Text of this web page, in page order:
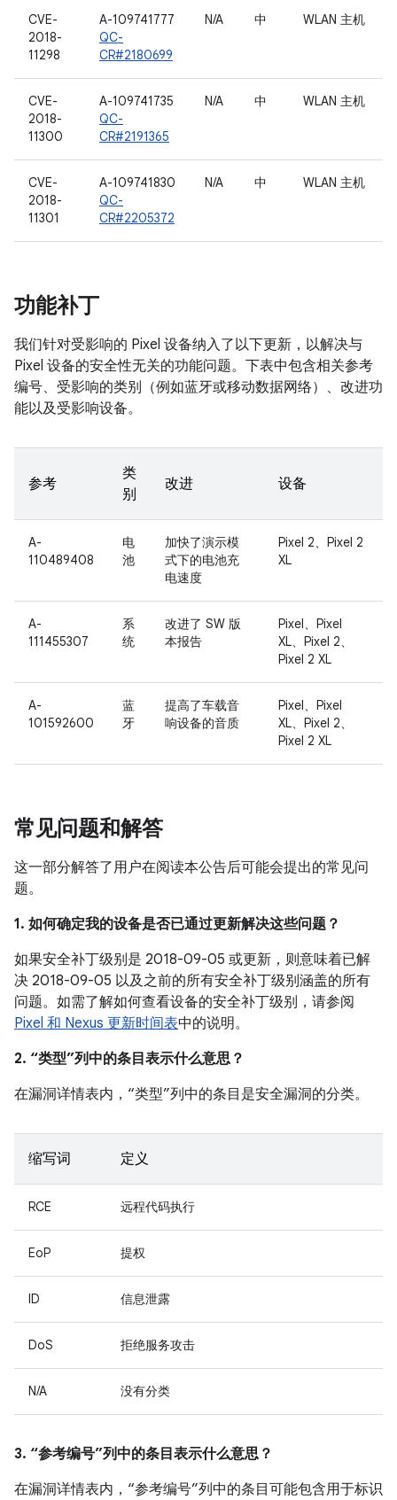
CVE-
2018-
11298
A-109741777
QC-
CR#2180699
N/A 中 WLAN 主机
CVE-
2018-
11300
A-109741735
QC-
CR#2191365
N/A 中 WLAN 主机
CVE-
2018-
11301
A-109741830
QC-
CR#2205372
N/A 中 WLAN 主机
功能补丁
我们针对受影响的 Pixel 设备纳入了以下更新，以解决与
Pixel 设备的安全性无关的功能问题。下表中包含相关参考
编号、受影响的类别（例如蓝牙或移动数据网络）、改进功
能以及受影响设备。
参考
类
别
改进 设备
A-
110489408
电
池
加快了演示模
式下的电池充
电速度
Pixel 2、Pixel 2
XL
A-
111455307
系
统
改进了 SW 版
本报告
Pixel、Pixel
XL、Pixel 2、
Pixel 2 XL
A-
101592600
蓝
牙
提高了车载音
响设备的音质
Pixel、Pixel
XL、Pixel 2、
Pixel 2 XL
常见问题和解答
这一部分解答了用户在阅读本公告后可能会提出的常见问
题。
1. 如何确定我的设备是否已通过更新解决这些问题？
如果安全补丁级别是 2018-09-05 或更新，则意味着已解
决 2018-09-05 以及之前的所有安全补丁级别涵盖的所有
问题。如需了解如何查看设备的安全补丁级别，请参阅
Pixel 和 Nexus 更新时间表中的说明。
2. “类型”列中的条目表示什么意思？
在漏洞详情表内，“类型”列中的条目是安全漏洞的分类。
缩写词 定义
RCE 远程代码执行
EoP 提权
ID 信息泄露
DoS 拒绝服务攻击
N/A 没有分类
3. “参考编号”列中的条目表示什么意思？
在漏洞详情表内，“参考编号”列中的条目可能包含用于标识